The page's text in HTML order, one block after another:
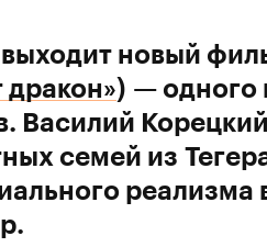
новый
) — одного
Василий
семей из
реализма